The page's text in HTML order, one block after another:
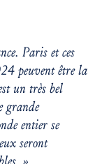
Paris et ces
peuvent être la
un très bel
grande
entier se
seront